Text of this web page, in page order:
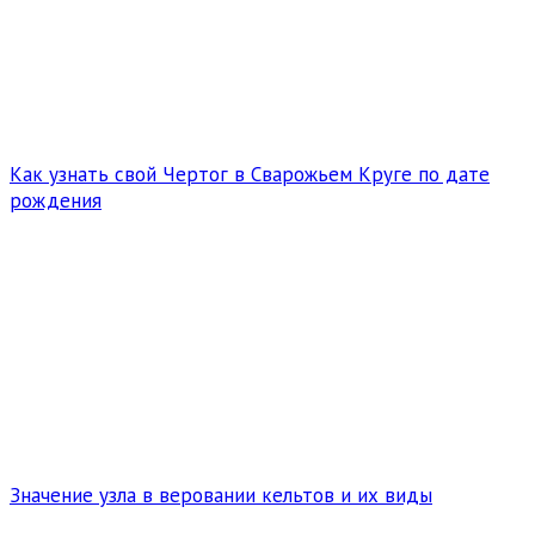
Как узнать свой Чертог в Сварожьем Круге по дате
рождения
Значение узла в веровании кельтов и их виды